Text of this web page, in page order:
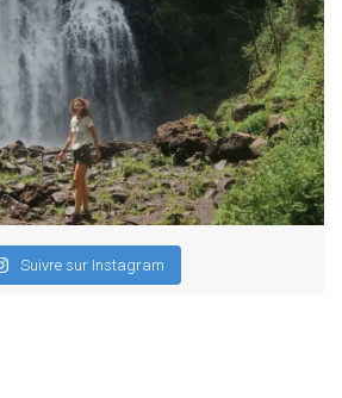
Suivre sur Instagram